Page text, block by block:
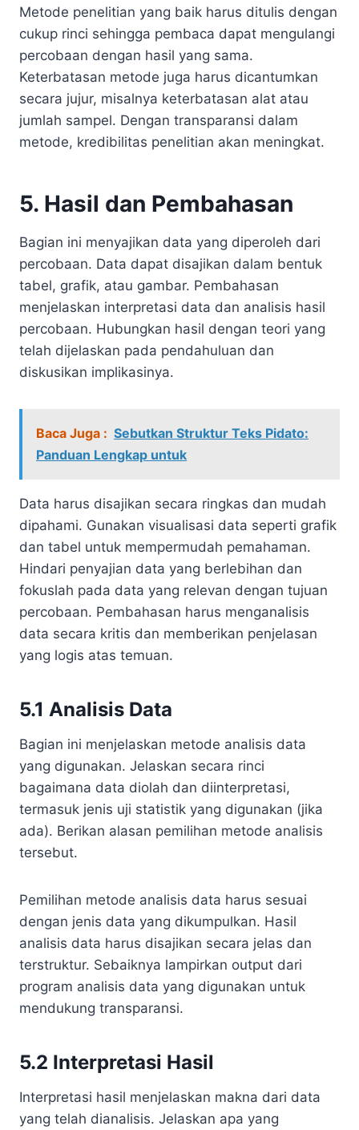
Metode penelitian yang baik harus ditulis dengan
cukup rinci sehingga pembaca dapat mengulangi
percobaan dengan hasil yang sama.
Keterbatasan metode juga harus dicantumkan
secara jujur, misalnya keterbatasan alat atau
jumlah sampel. Dengan transparansi dalam
metode, kredibilitas penelitian akan meningkat.
5. Hasil dan Pembahasan
Bagian ini menyajikan data yang diperoleh dari
percobaan. Data dapat disajikan dalam bentuk
tabel, grafik, atau gambar. Pembahasan
menjelaskan interpretasi data dan analisis hasil
percobaan. Hubungkan hasil dengan teori yang
telah dijelaskan pada pendahuluan dan
diskusikan implikasinya.
Baca Juga : Sebutkan Struktur Teks Pidato:
Panduan Lengkap untuk
Data harus disajikan secara ringkas dan mudah
dipahami. Gunakan visualisasi data seperti grafik
dan tabel untuk mempermudah pemahaman.
Hindari penyajian data yang berlebihan dan
fokuslah pada data yang relevan dengan tujuan
percobaan. Pembahasan harus menganalisis
data secara kritis dan memberikan penjelasan
yang logis atas temuan.
5.1 Analisis Data
Bagian ini menjelaskan metode analisis data
yang digunakan. Jelaskan secara rinci
bagaimana data diolah dan diinterpretasi,
termasuk jenis uji statistik yang digunakan (jika
ada). Berikan alasan pemilihan metode analisis
tersebut.
Pemilihan metode analisis data harus sesuai
dengan jenis data yang dikumpulkan. Hasil
analisis data harus disajikan secara jelas dan
terstruktur. Sebaiknya lampirkan output dari
program analisis data yang digunakan untuk
mendukung transparansi.
5.2 Interpretasi Hasil
Interpretasi hasil menjelaskan makna dari data
yang telah dianalisis. Jelaskan apa yang